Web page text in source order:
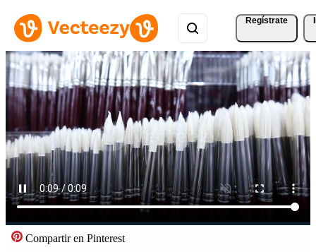
Regístrate
Compartir en Pinterest